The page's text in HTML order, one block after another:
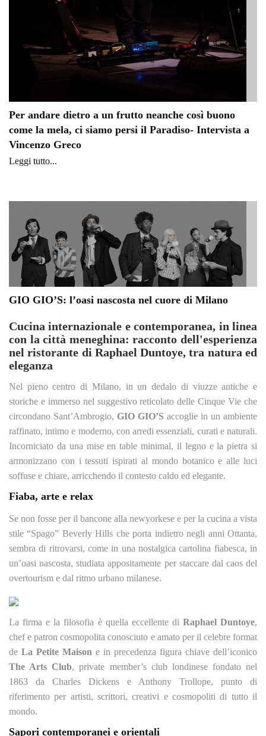
Per andare dietro a un frutto neanche così buono
come la mela, ci siamo persi il Paradiso- Intervista a
Vincenzo Greco
Leggi tutto...
GIO GIO’S: l’oasi nascosta nel cuore di Milano
Cucina internazionale e contemporanea, in linea
con la città meneghina: racconto dell'esperienza
nel ristorante di Raphael Duntoye, tra natura ed
eleganza
Nel pieno centro di Milano, in un dedalo di viuzze antiche e
storiche e immerso nel suggestivo reticolato delle Cinque Vie che
circondano Sant’Ambrogio, GIO GIO’S accoglie in un ambiente
raffinato, intimo e moderno, con arredi essenziali, curati e naturali.
Incorniciato da una mise en table minimal, il legno e la pietra si
armonizzano con i tessuti ispirati al mondo botanico e alle luci
soffuse e chiare, arricchendo il contesto caldo ed elegante.
Fiaba, arte e relax
Se non fosse per il bancone alla newyorkese e per la cucina a vista
stile “Spago” Beverly Hills che porta indietro negli anni Ottanta,
sembra di ritrovarsi, come in una nostalgica cartolina fiabesca, in
un’oasi nascosta, studiata appositamente per staccare dal caos del
overtourism e dal ritmo urbano milanese.
La firma e la filosofia è quella eccellente di Raphael Duntoye,
chef e patron cosmopolita conosciuto e amato per il celebre format
de La Petite Maison e in precedenza figura chiave dell’iconico
The Arts Club, private member’s club londinese fondato nel
1863 da Charles Dickens e Anthony Trollope, punto di
riferimento per artisti, scrittori, creativi e cosmopoliti di tutto il
mondo.
Sapori contemporanei e orientali